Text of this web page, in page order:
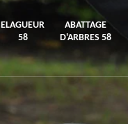
ELAGUEUR
58
ABATTAGE
D'ARBRES 58